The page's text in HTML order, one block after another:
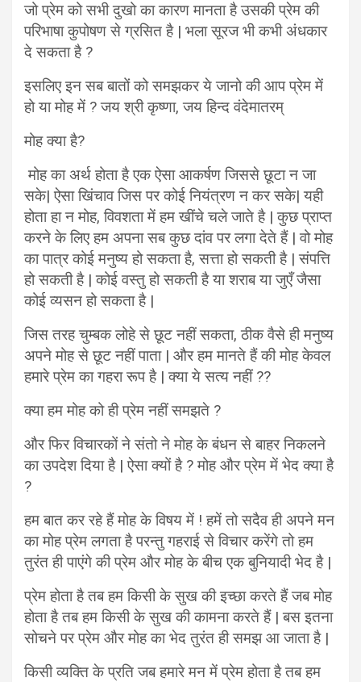
जो प्रेम को सभी दुखो का कारण मानता है उसकी प्रेम की
परिभाषा कुपोषण से ग्रसित है | भला सूरज भी कभी अंधकार
दे सकता है ?
इसलिए इन सब बातों को समझकर ये जानो की आप प्रेम में
हो या मोह में ? जय श्री कृष्णा, जय हिन्द वंदेमातरम्
मोह क्या है?
मोह का अर्थ होता है एक ऐसा आकर्षण जिससे छूटा न जा
सके| ऐसा खिंचाव जिस पर कोई नियंत्रण न कर सके| यही
होता हा न मोह, विवशता में हम खींचे चले जाते है | कुछ प्राप्त
करने के लिए हम अपना सब कुछ दांव पर लगा देते हैं | वो मोह
का पात्र कोई मनुष्य हो सकता है, सत्ता हो सकती है | संपत्ति
हो सकती है | कोई वस्तु हो सकती है या शराब या जुएँ जैसा
कोई व्यसन हो सकता है |
जिस तरह चुम्बक लोहे से छूट नहीं सकता, ठीक वैसे ही मनुष्य
अपने मोह से छूट नहीं पाता | और हम मानते हैं की मोह केवल
हमारे प्रेम का गहरा रूप है | क्या ये सत्य नहीं ??
क्या हम मोह को ही प्रेम नहीं समझते ?
और फिर विचारकों ने संतो ने मोह के बंधन से बाहर निकलने
का उपदेश दिया है | ऐसा क्यों है ? मोह और प्रेम में भेद क्या है
?
हम बात कर रहे हैं मोह के विषय में ! हमें तो सदैव ही अपने मन
का मोह प्रेम लगता है परन्तु गहराई से विचार करेंगे तो हम
तुरंत ही पाएंगे की प्रेम और मोह के बीच एक बुनियादी भेद है |
प्रेम होता है तब हम किसी के सुख की इच्छा करते हैं जब मोह
होता है तब हम किसी के सुख की कामना करते हैं | बस इतना
सोचने पर प्रेम और मोह का भेद तुरंत ही समझ आ जाता है |
किसी व्यक्ति के प्रति जब हमारे मन में प्रेम होता है तब हम